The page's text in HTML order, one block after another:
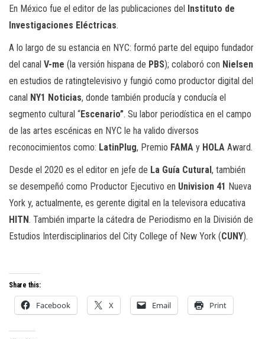
En México fue el editor de las publicaciones del
Instituto de
Investigaciones Eléctricas.
A lo largo de su estancia en NYC: formó parte del equipo fundador
del canal V-me (la versión hispana de PBS); colaboró con Nielsen
en estudios de ratingtelevisivo y fungió como productor digital del
canal NY1 Noticias, donde también producía y conducía el
segmento cultural “Escenario”. Su labor periodística en el campo
de las artes escénicas en NYC le ha valido diversos
reconocimientos como: LatinPlug, Premio FAMA y HOLA Award.
Desde el 2020 es el editor en jefe de La Guía Cutural , también
se desempeñó como Productor Ejecutivo en Univision 41 Nueva
York y, actualmente, es gerente digital en la televisora educativa
HITN. También imparte la cátedra de Periodismo en la División de
Estudios Interdisciplinarios del City College of New York (CUNY).
Share this:
Facebook X Email Print